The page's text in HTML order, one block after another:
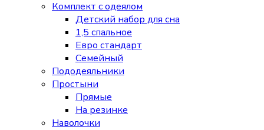
Комплект с одеялом
Детский набор для сна
1,5 спальное
Евро стандарт
Семейный
Пододеяльники
Простыни
Прямые
На резинке
Наволочки